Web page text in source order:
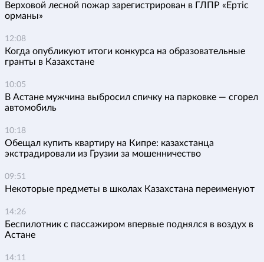
Верховой лесной пожар зарегистрирован в ГЛПР «Ертіс
орманы»
12:08
Когда опубликуют итоги конкурса на образовательные
гранты в Казахстане
10:05
В Астане мужчина выбросил спичку на парковке — сгорел
автомобиль
10:18
Обещал купить квартиру на Кипре: казахстанца
экстрадировали из Грузии за мошенничество
09:51
Некоторые предметы в школах Казахстана переименуют
14:26
Беспилотник с пассажиром впервые поднялся в воздух в
Астане
14:11